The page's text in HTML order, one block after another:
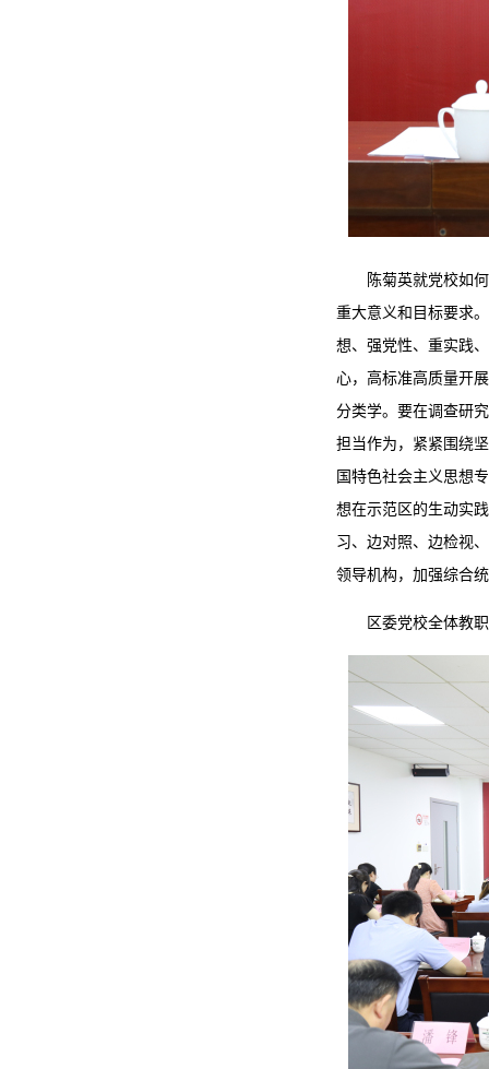
陈菊英就党校如
重大意义和目标要求
想、强党性、重实践
心，高标准高质量开
分类学。要在调查研
担当作为，紧紧围绕
国特色社会主义思想
想在示范区的生动实
习、边对照、边检视
领导机构，加强综合
区委党校全体教